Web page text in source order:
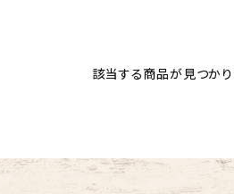
該当する商品が見つかり